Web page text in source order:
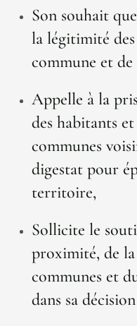
Son souhait
la légitimité
commune et
Appelle à la
des habitants et
communes
digestat pour
territoire,
Sollicite le
proximité, de
communes et
dans sa